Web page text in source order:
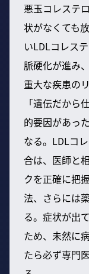
悪玉コレステ
状がなくても
いLDLコレス
脈硬化が進み
重大な疾患の
「遺伝だから
的要因があっ
なる。LDLコ
合は、医師と
クを正確に把
法、さらには
る。症状が出
ため、未然に
たら必ず専門